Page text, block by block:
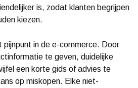
is, zodat klanten begrijpen
kiezen.
pijnpunt in de e-commerce. Door
te geven, duidelijke
een korte gids of advies te
op miskopen. Elke niet-